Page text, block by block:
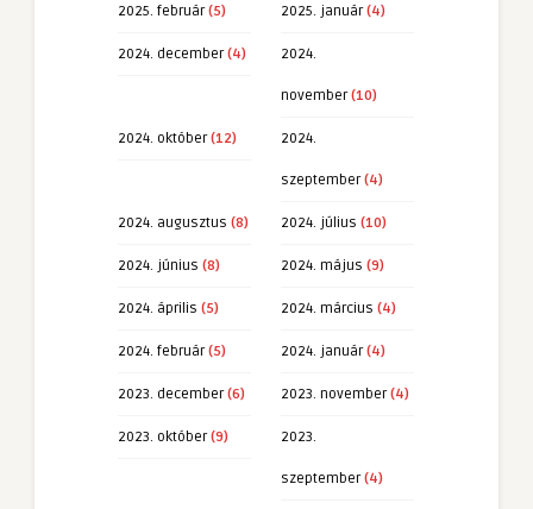
2025. február(5) 2025. január(4)
2024. december(4) 2024.
november(10)
2024. október(12) 2024.
szeptember(4)
2024. augusztus (8) 2024. július (10)
2024. június (8) 2024. május (9)
2024. április (5) 2024. március (4)
2024. február(5) 2024. január(4)
2023. december(6) 2023. november(4)
2023. október(9) 2023.
szeptember(4)